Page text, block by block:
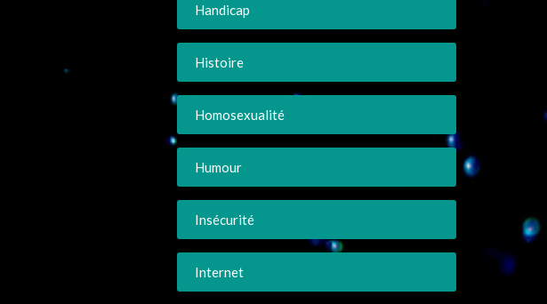
Handicap
Histoire
Homosexualité
Humour
Insécurité
Internet